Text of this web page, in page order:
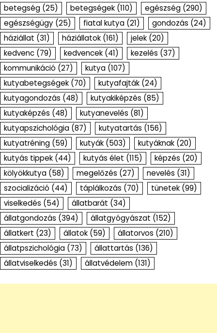
betegség (25) betegségek (110) egészség (290)
egészségügy (25) fiatal kutya (21) gondozás (24)
háziállat (31) háziállatok (161) jelek (20)
kedvenc (79) kedvencek (41) kezelés (37)
kommunikáció (27) kutya (107)
kutyabetegségek (70) kutyafajták (24)
kutyagondozás (48) kutyakiképzés (85)
kutyaképzés (48) kutyanevelés (81)
kutyapszichológia (87) kutyatartás (156)
kutyatréning (59) kutyák (503) kutyáknak (20)
kutyás tippek (44) kutyás élet (115) képzés (20)
kölyökkutya (58) megelőzés (27) nevelés (31)
szocializáció (44) táplálkozás (70) tünetek (99)
viselkedés (54) állatbarát (34)
állatgondozás (394) állatgyógyászat (152)
állatkert (23) állatok (59) állatorvos (210)
állatpszichológia (73) állattartás (136)
állatviselkedés (31) állatvédelem (131)